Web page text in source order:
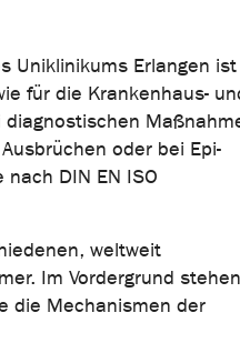
Uniklinikums Erlangen ist
für die Krankenhaus-
oder bei Epi-
DIN EN ISO
weltweit
Im Vordergrund stehen
die Mechanismen der